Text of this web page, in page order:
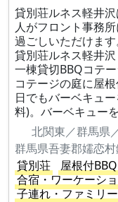
貸別荘ルネス軽井
人がフロント事務
過ごしいただけます
貸別荘ルネス軽井
一棟貸切BBQコテー
コテージの庭に屋
日でもバーベキュ
料)。バーベキュー
北関東／群馬県
群馬県吾妻郡嬬恋
貸別荘
屋根付BBQ
合宿・ワーケーシ
子連れ・ファミリー